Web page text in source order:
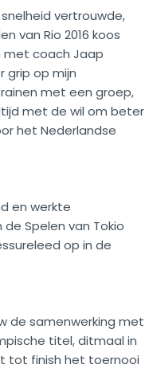
vertrouwde,
van Rio 2016 koos
met coach Jaap
grip op mijn
met een groep,
met de wil om beter
het Nederlandse
en werkte
Spelen van Tokio
op in de
de samenwerking met
titel, ditmaal in
tot finish het toernooi